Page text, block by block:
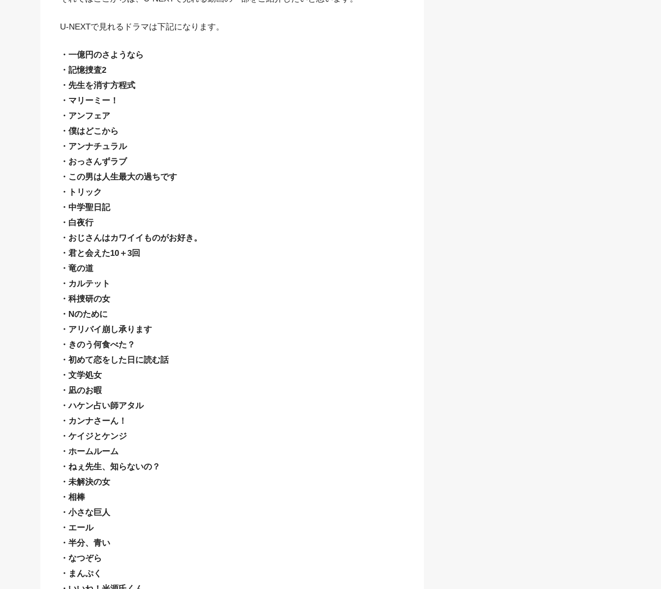
U-NEXTで見れるドラマは下記になります。
・一億円のさようなら
・記憶捜査2
・先生を消す方程式
・マリーミー！
・アンフェア
・僕はどこから
・アンナチュラル
・おっさんずラブ
・この男は人生最大の過ちです
・トリック
・中学聖日記
・白夜行
・おじさんはカワイイものがお好き。
・君と会えた10＋3回
・竜の道
・カルテット
・科捜研の女
・Nのために
・アリバイ崩し承ります
・きのう何食べた？
・初めて恋をした日に読む話
・文学処女
・凪のお暇
・ハケン占い師アタル
・カンナさーん！
・ケイジとケンジ
・ホームルーム
・ねぇ先生、知らないの？
・未解決の女
・相棒
・小さな巨人
・エール
・半分、青い
・なつぞら
・まんぷく